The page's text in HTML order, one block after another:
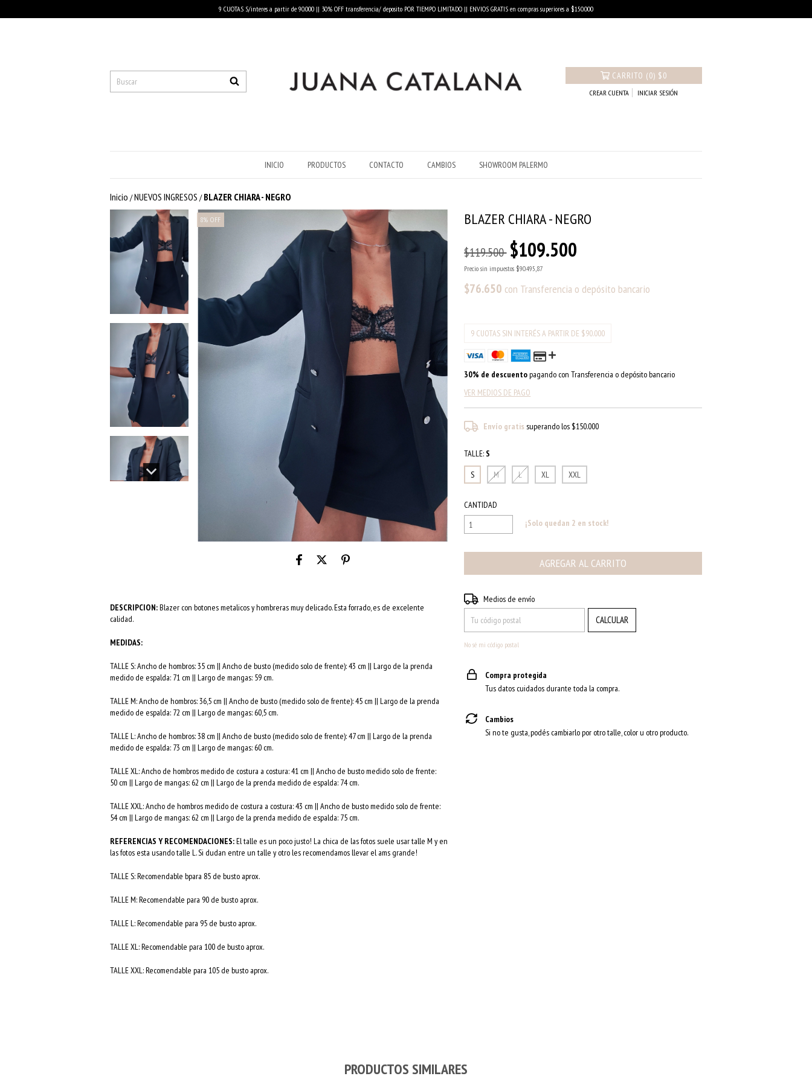
9 CUOTAS S/interes a partir de 90.000 || 30% OFF transferencia/ deposito POR TIEMPO LIMITADO || ENVIOS GRATIS en compras superiores a $150.000
CARRITO (0) $0
CREAR CUENTA INICIAR SESIÓN
INICIO PRODUCTOS CONTACTO CAMBIOS SHOWROOM PALERMO
Inicio /NUEVOS INGRESOS / BLAZER CHIARA - NEGRO
8%OFF
DESCRIPCION:Blazer con botones metalicos y hombreras muy delicado. Esta forrado, es de excelente
calidad.
MEDIDAS:
TALLE S: Ancho de hombros: 35 cm || Ancho de busto (medido solo de frente): 43 cm || Largo de la prenda
medido de espalda: 71 cm || Largo de mangas: 59 cm.
TALLE M: Ancho de hombros: 36,5 cm || Ancho de busto (medido solo de frente): 45 cm || Largo de la prenda
medido de espalda: 72 cm || Largo de mangas: 60,5 cm.
TALLE L: Ancho de hombros: 38 cm || Ancho de busto (medido solo de frente): 47 cm || Largo de la prenda
medido de espalda: 73 cm || Largo de mangas: 60 cm.
TALLE XL: Ancho de hombros medido de costura a costura: 41 cm || Ancho de busto medido solo de frente:
50 cm || Largo de mangas: 62 cm || Largo de la prenda medido de espalda: 74 cm.
TALLE XXL: Ancho de hombros medido de costura a costura: 43 cm || Ancho de busto medido solo de frente:
54 cm || Largo de mangas: 62 cm || Largo de la prenda medido de espalda: 75 cm.
REFERENCIAS Y RECOMENDACIONES:El talle es un poco justo! La chica de las fotos suele usar talle M y en
las fotos esta usando talle L. Si dudan entre un talle y otro les recomendamos llevar el ams grande!
TALLE S: Recomendable bpara 85 de busto aprox.
TALLE M: Recomendable para 90 de busto aprox.
TALLE L: Recomendable para 95 de busto aprox.
TALLE XL: Recomendable para 100 de busto aprox.
TALLE XXL: Recomendable para 105 de busto aprox.
BLAZER CHIARA - NEGRO
$119.500 $109.500
Precio sin impuestos $90.495,87
$76.650 con Transferencia o depósito bancario
30% de descuentopagando con Transferencia o depósito bancario
VER MEDIOS DE PAGO
Envío gratissuperando los $150.000
TALLE: S
S
M L XL XXL
CANTIDAD
¡Solo quedan 2 en stock!
Entregas para el CP:
Medios de envío
CALCULAR
No sé mi código postal
Compra protegida
Tus datos cuidados durante toda la compra.
Cambios
Si no te gusta, podés cambiarlo por otro talle, color u otro producto.
PRODUCTOS SIMILARES